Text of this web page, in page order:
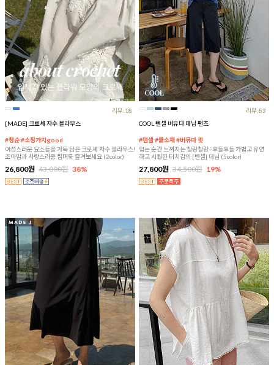
리뷰:18
[MADE] 크로셰 자수 블라우스
#청순 #소장가치good
여성스러운 요소들을 가득 담은 크로셰 자수 블라우스!
조아맘과 사랑스러운 썸머룩 즐겨보세요 (2color)
26,800원 43,000원 38%
리뷰:83
COOL 텐셀 버뮤다 데님 팬츠
#텐셀 #쿨소재 #버뮤다 핏
입는 순간 느껴지는 찰랑찰랑~후들후들 가볍고 유연
하고 시원한 터치감의 [텐셀] 데님 (5color)
27,800원 34,500원 19%